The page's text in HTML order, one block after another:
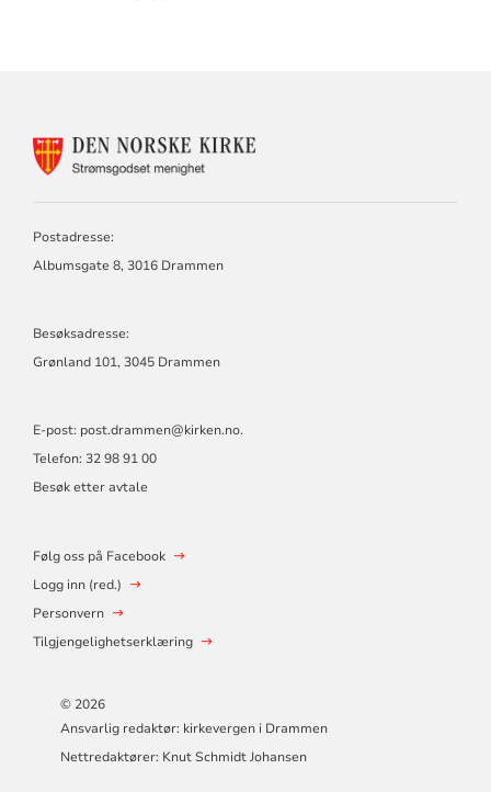
Postadresse:
Albumsgate 8, 3016 Drammen
Besøksadresse:
Grønland 101, 3045 Drammen
E-post: post.drammen@kirken.no.
Telefon: 32 98 91 00
Besøk etter avtale
Følg oss på Facebook
Logg inn (red.)
Personvern
Tilgjengelighetserklæring
© 2026
Ansvarlig redaktør: kirkevergen i Drammen
Nettredaktører: Knut Schmidt Johansen